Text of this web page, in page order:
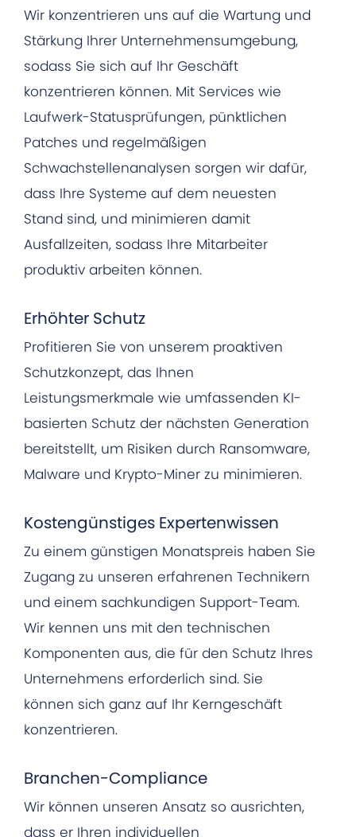
Wir konzentrieren uns auf die Wartung und
Stärkung Ihrer Unternehmensumgebung,
sodass Sie sich auf Ihr Geschäft
konzentrieren können. Mit Services wie
Laufwerk-Statusprüfungen, pünktlichen
Patches und regelmäßigen
Schwachstellenanalysen sorgen wir dafür,
dass Ihre Systeme auf dem neuesten
Stand sind, und minimieren damit
Ausfallzeiten, sodass Ihre Mitarbeiter
produktiv arbeiten können.
Erhöhter Schutz
Profitieren Sie von unserem proaktiven
Schutzkonzept, das Ihnen
Leistungsmerkmale wie umfassenden KI-
basierten Schutz der nächsten Generation
bereitstellt, um Risiken durch Ransomware,
Malware und Krypto-Miner zu minimieren.
Kostengünstiges Expertenwissen
Zu einem günstigen Monatspreis haben Sie
Zugang zu unseren erfahrenen Technikern
und einem sachkundigen Support-Team.
Wir kennen uns mit den technischen
Komponenten aus, die für den Schutz Ihres
Unternehmens erforderlich sind. Sie
können sich ganz auf Ihr Kerngeschäft
konzentrieren.
Branchen-Compliance
Wir können unseren Ansatz so ausrichten,
dass er Ihren individuellen